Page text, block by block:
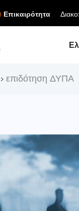
Επικαιρότητα
> επιδότηση ΔΥΠΑ